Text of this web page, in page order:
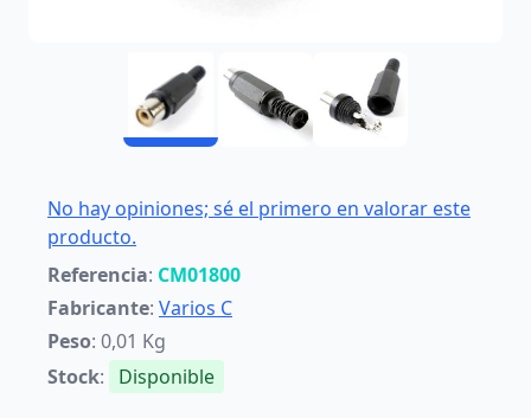
No hay opiniones; sé el primero en valorar este
producto.
Referencia: CM01800
Fabricante: Varios C
Peso: 0,01 Kg
Stock: Disponible